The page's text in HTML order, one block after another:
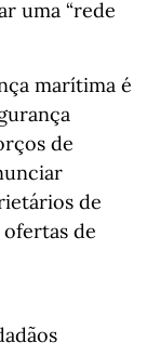
uma “rede
marítima é
de
de
de